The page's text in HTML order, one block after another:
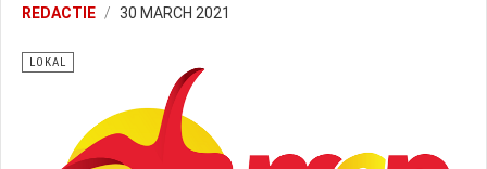
REDACTIE 30 MARCH 2021
LOKAL